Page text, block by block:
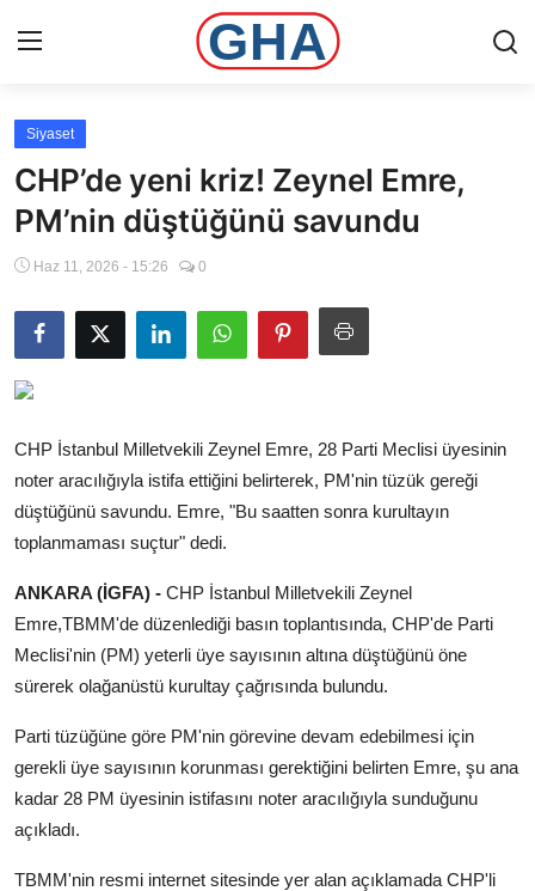
Ana Sayfa
Gündem
Gemlik
Bursa
Siyaset
İletişim
Spor
Magazin
Gizlilik Politikası
Çerez Politikası
Kullanım Şartnamesi
Siyaset
CHP’de yeni kriz! Zeynel Emre,
PM’nin düştüğünü savundu
Haz 11, 2026 - 15:26 0
CHP İstanbul Milletvekili Zeynel Emre, 28 Parti Meclisi üyesinin
noter aracılığıyla istifa ettiğini belirterek, PM'nin tüzük gereği
düştüğünü savundu. Emre, "Bu saatten sonra kurultayın
toplanmaması suçtur" dedi.
ANKARA (İGFA) - CHP İstanbul Milletvekili Zeynel
Emre,TBMM'de düzenlediği basın toplantısında, CHP'de Parti
Meclisi'nin (PM) yeterli üye sayısının altına düştüğünü öne
sürerek olağanüstü kurultay çağrısında bulundu.
Parti tüzüğüne göre PM'nin görevine devam edebilmesi için
gerekli üye sayısının korunması gerektiğini belirten Emre, şu ana
kadar 28 PM üyesinin istifasını noter aracılığıyla sunduğunu
açıkladı.
TBMM'nin resmi internet sitesinde yer alan açıklamada CHP'li